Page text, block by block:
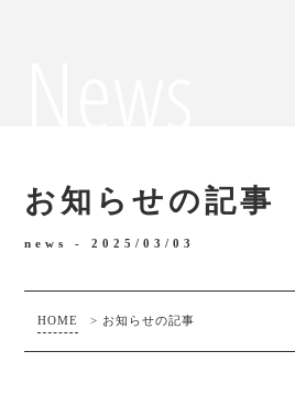
お知らせの記事
news -2025/03/03
HOME > お知らせの記事